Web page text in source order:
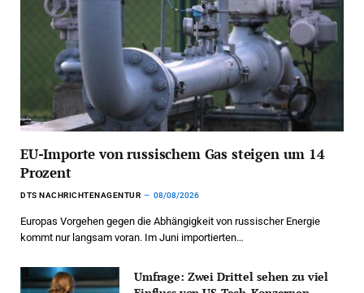
EU-Importe von russischem Gas steigen um 14
Prozent
DTS NACHRICHTENAGENTUR 08/08/2026
Europas Vorgehen gegen die Abhängigkeit von russischer Energie
kommt nur langsam voran. Im Juni importierten…
Umfrage: Zwei Drittel sehen zu viel